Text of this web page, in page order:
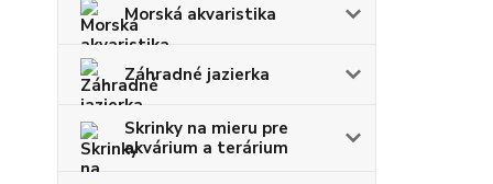
Morská akvaristika
Záhradné jazierka
Skrinky na mieru pre
akvárium a terárium